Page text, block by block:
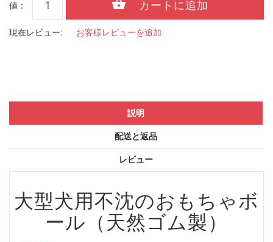
値：
現在レビュー: お客様レビューを追加
説明
配送と返品
レビュー
大型犬用不沈のおもちゃボ
ール（ 天然ゴム製 ）